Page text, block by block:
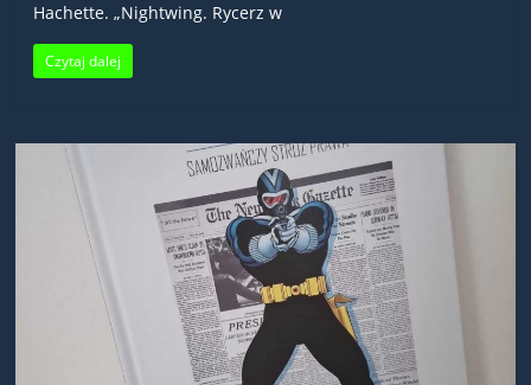
Hachette. „Nightwing. Rycerz w
Czytaj dalej